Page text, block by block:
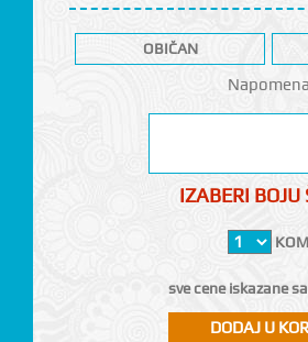
OBIČAN
Napomena
IZABERI BOJU
KOM
sve cene iskazane